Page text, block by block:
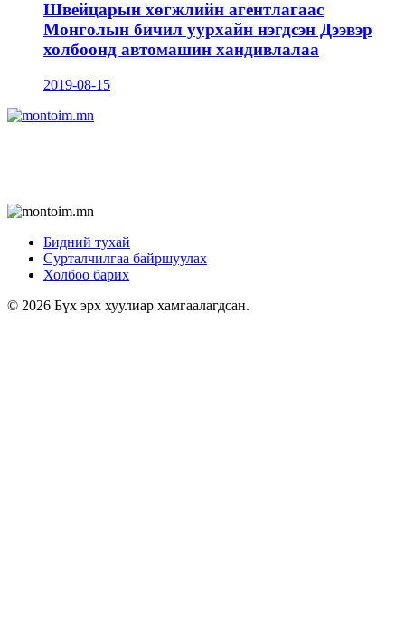
Швейцарын хөгжлийн агентлагаас
Монголын бичил уурхайн нэгдсэн Дээвэр
холбоонд автомашин хандивлалаа
2019-08-15
Бидний тухай
Сурталчилгаа байршуулах
Холбоо барих
© 2026 Бүх эрх хуулиар хамгаалагдсан.